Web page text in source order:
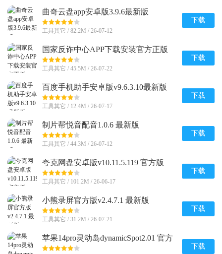
曲奇云盘app安卓版3.9.6最新版
工具其它 / 82.2M / 26-07-12
下载
国家反诈中心APP下载安装官方正版
v2.0.25
工具其它 / 45.5M / 26-07-22
下载
百度手机助手安卓版v9.6.3.10最新版
工具其它 / 12.4M / 26-07-17
下载
制片帮悦音配音1.0.6 最新版
工具其它 / 44.3M / 26-07-12
下载
夸克网盘安卓版v10.11.5.119 官方版
工具其它 / 101.2M / 26-06-17
下载
小熊录屏官方版v2.4.7.1 最新版
工具其它 / 31.2M / 26-07-21
下载
苹果14pro灵动岛dynamic​Spot2.01 官方
正版
下载